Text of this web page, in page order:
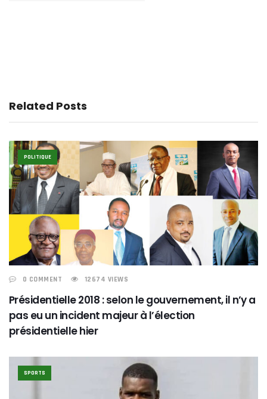
Related Posts
POLITIQUE
0 COMMENT 12674 VIEWS
Présidentielle 2018 : selon le gouvernement, il n’y a
pas eu un incident majeur à l’élection
présidentielle hier
SPORTS